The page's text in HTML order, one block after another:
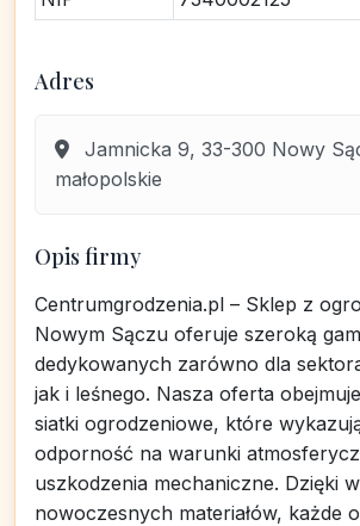
Adres
Jamnicka 9, 33-300 Nowy
małopolskie
Opis firmy
Centrumgrodzenia.pl – Sklep z
Nowym Sączu oferuje szeroką
dedykowanych zarówno dla
jak i leśnego. Nasza oferta
siatki ogrodzeniowe, które
odporność na warunki
uszkodzenia mechaniczne. Dzięki
nowoczesnych materiałów, każde